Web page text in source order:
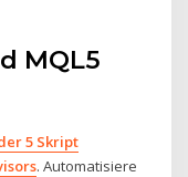
MQL5
5 Skript
. Automatisiere